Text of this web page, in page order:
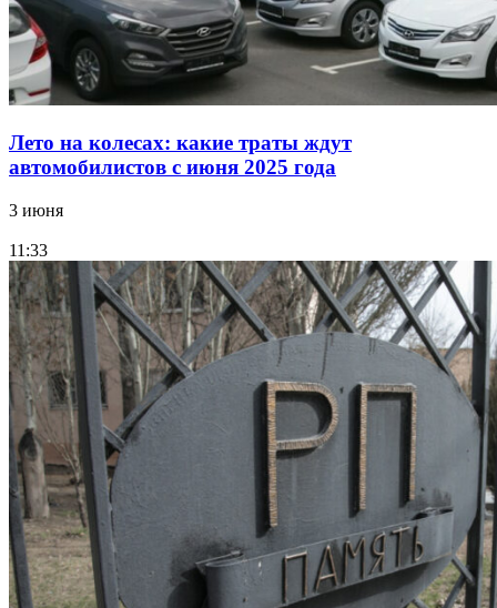
Лето на колесах: какие траты ждут
автомобилистов с июня 2025 года
3 июня
11:33